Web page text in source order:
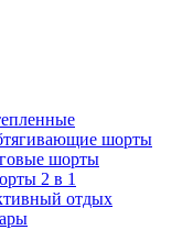
шорты
шорты
2 в 1
отдых